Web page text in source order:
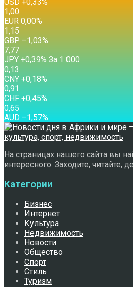
1,00
EUR 0,00%
1,15
GBP –1,03%
7,77
JPY +0,39% За 1 000
0,13
CNY +0,18%
0,91
CHF +0,45%
0,65
AUD –1,57%
На страницах нашего сайта вы
интересного. Заходите, читайте,
Категории
Бизнес
Интернет
Культура
Недвижимость
Новости
Общество
Спорт
Стиль
Туризм